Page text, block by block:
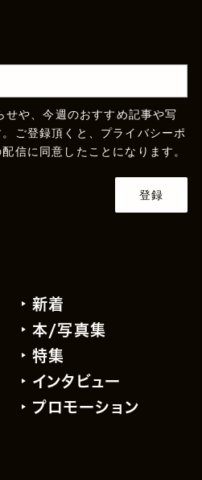
や、今週のおすすめ記事や写
ご登録頂くと、 プライバシーポ
信に同意したことになります。
登録
新着
本/写真集
特集
インタビュー
プロモーション